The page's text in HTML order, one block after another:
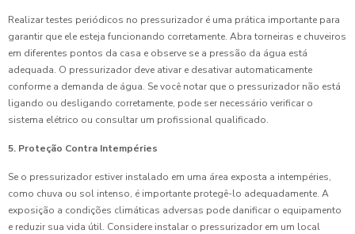
Realizar testes periódicos no pressurizador é uma prática importante para
garantir que ele esteja funcionando corretamente. Abra torneiras e chuveiros
em diferentes pontos da casa e observe se a pressão da água está
adequada. O pressurizador deve ativar e desativar automaticamente
conforme a demanda de água. Se você notar que o pressurizador não está
ligando ou desligando corretamente, pode ser necessário verificar o
sistema elétrico ou consultar um profissional qualificado.
5. Proteção Contra Intempéries
Se o pressurizador estiver instalado em uma área exposta a intempéries,
como chuva ou sol intenso, é importante protegê-lo adequadamente. A
exposição a condições climáticas adversas pode danificar o equipamento
e reduzir sua vida útil. Considere instalar o pressurizador em um local